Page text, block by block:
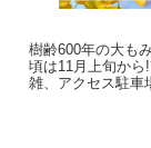
樹齢600年の大も
頃は11月上旬から
雑、アクセス駐車